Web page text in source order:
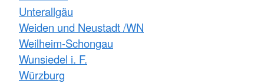
Unterallgäu
Weiden und Neustadt /WN
Weilheim-Schongau
Wunsiedel i. F.
Würzburg